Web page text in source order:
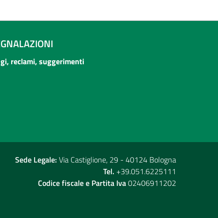
reclami, suggerimenti
Sede Legale: Via Castiglione, 29 - 40124 Bologna
Tel. +39.051.6225111
Codice fiscale e Partita Iva02406911202